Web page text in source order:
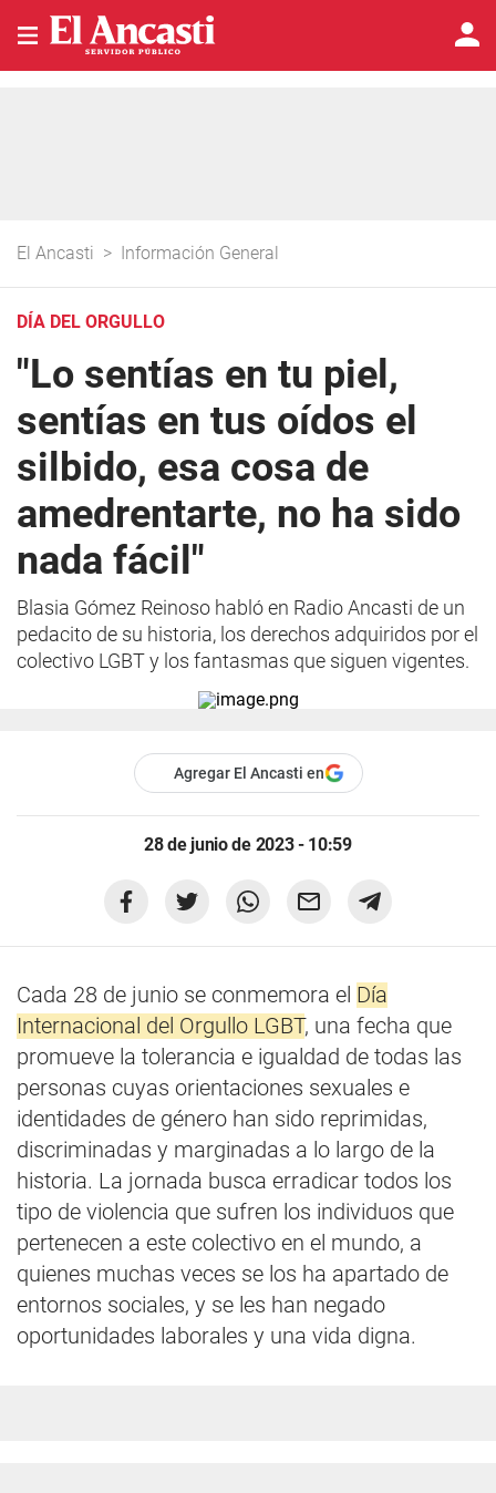
El Ancasti > Información General
DÍA DEL ORGULLO
"Lo sentías en tu piel,
sentías en tus oídos el
silbido, esa cosa de
amedrentarte, no ha sido
nada fácil"
Blasia Gómez Reinoso habló en Radio Ancasti de un
pedacito de su historia, los derechos adquiridos por el
colectivo LGBT y los fantasmas que siguen vigentes.
Agregar El Ancasti en
28 de junio de 2023 - 10:59
Cada 28 de junio se conmemora el Día
Internacional del Orgullo LGBT, una fecha que
promueve la tolerancia e igualdad de todas las
personas cuyas orientaciones sexuales e
identidades de género han sido reprimidas,
discriminadas y marginadas a lo largo de la
historia. La jornada busca erradicar todos los
tipo de violencia que sufren los individuos que
pertenecen a este colectivo en el mundo, a
quienes muchas veces se los ha apartado de
entornos sociales, y se les han negado
oportunidades laborales y una vida digna.